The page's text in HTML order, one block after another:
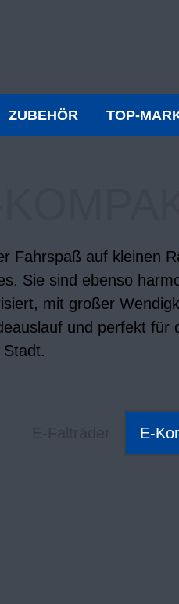
ZUBEHÖR TOP-
Fahrspaß auf kleinen
Sie sind ebenso
mit großer
und perfekt für
E-